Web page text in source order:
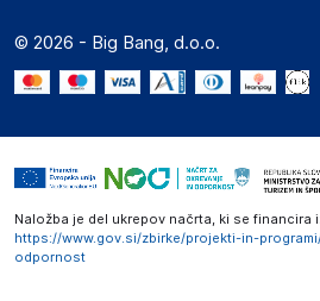
Marketplace za partnerje
Novosti
© 2026 - Big Bang, d.o.o.
Naložba je del ukrepov načrta, ki se financira
https://www.gov.si/zbirke/projekti-in-
odpornost